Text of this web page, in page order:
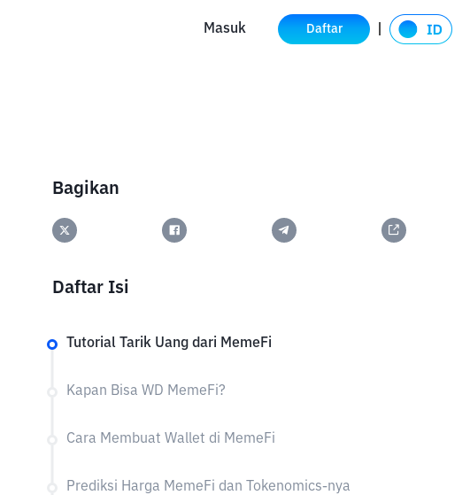
Masuk Daftar
Bagikan
Daftar Isi
Tutorial Tarik Uang dari MemeFi
Kapan Bisa WD MemeFi?
Cara Membuat Wallet di MemeFi
Prediksi Harga MemeFi dan Tokenomics-nya